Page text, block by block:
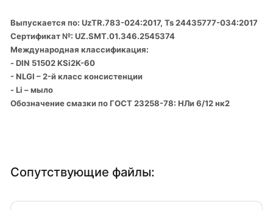
Выпускается по: UzTR.783-024:2017, Ts 24435777-034:2017
Сертификат №: UZ.SMT.01.346.2545374
Международная классификация:
- DIN 51502 KSi2K-60
- NLGI – 2-й класс консистенции
- Li – мыло
Обозначение смазки по ГОСТ 23258-78: НЛи 6/12 нк2
Сопутствующие файлы: